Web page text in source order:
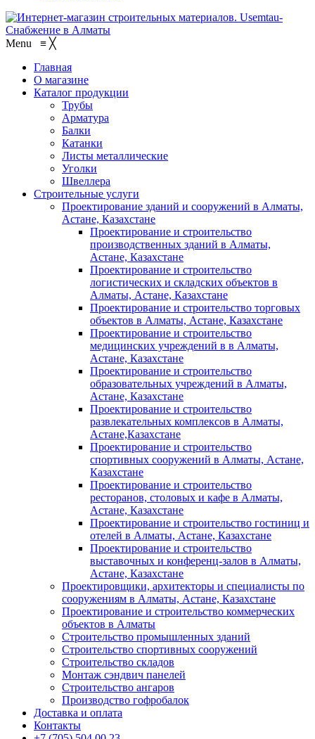
Menu ≡ ╳
Главная
О магазине
Каталог продукции
Трубы
Арматура
Балки
Катанки
Листы металлические
Уголки
Швеллера
Строительные услуги
Проектирование зданий и сооружений в Алматы,
Астане, Казахстане
Проектирование и строительство
производственных зданий в Алматы,
Астане, Казахстане
Проектирование и строительство
логистических и складских объектов в
Алматы, Астане, Казахстане
Проектирование и строительство торговых
объектов в Алматы, Астане, Казахстане
Проектирование и строительство
медицинских учреждений в в Алматы,
Астане, Казахстане
Проектирование и строительство
образовательных учреждений в Алматы,
Астане, Казахстане
Проектирование и строительство
развлекательных комплексов в Алматы,
Астане,Казахстане
Проектирование и строительство
спортивных сооружений в Алматы, Астане,
Казахстане
Проектирование и строительство
ресторанов, столовых и кафе в Алматы,
Астане, Казахстане
Проектирование и строительство гостиниц и
отелей в Алматы, Астане, Казахстане
Проектирование и строительство
выставочных и конференц-залов в Алматы,
Астане, Казахстане
Проектировщики, архитекторы и специалисты по
сооружениям в Алматы, Астане, Казахстане
Проектирование и строительство коммерческих
объектов в Алматы
Строительство промышленных зданий
Строительство спортивных сооружений
Строительство складов
Монтаж сэндвич панелей
Строительство ангаров
Производство гофробалок
Доставка и оплата
Контакты